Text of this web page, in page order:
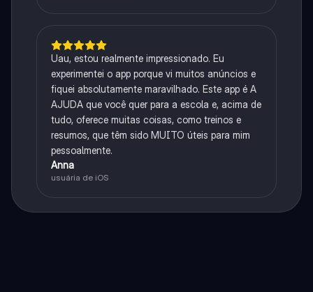
Uau, estou realmente impressionado. Eu
experimentei o app porque vi muitos anúncios e
fiquei absolutamente maravilhado. Este app é A
AJUDA que você quer para a escola e, acima de
tudo, oferece muitas coisas, como treinos e
resumos, que têm sido MUITO úteis para mim
pessoalmente.
Anna
usuária de iOS